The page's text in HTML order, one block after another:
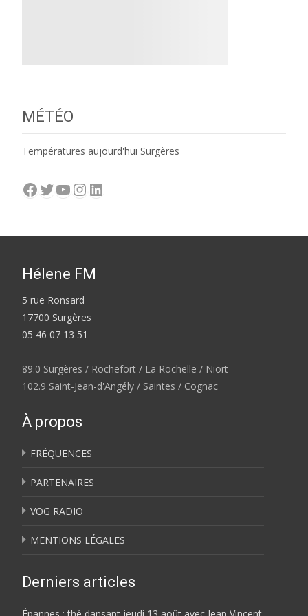
MÉTÉO
Températures aujourd'hui Surgères
Facebook
Twitter
YouTube
Instagram
LinkedIn
Hélene FM
5 rue Ronsard
17700 Surgères
05 46 07 13 51
89.0 Surgères / Rochefort / La Rochelle / Niort
102.9 Saint-Jean-d'Angély / Saintes / Cognac
À propos
FRÉQUENCES
PARTENAIRES
VOG RADIO
MENTIONS LÉGALES
Derniers articles
Épannes : thé dansant jeudi 13 août avec Jean Vincent